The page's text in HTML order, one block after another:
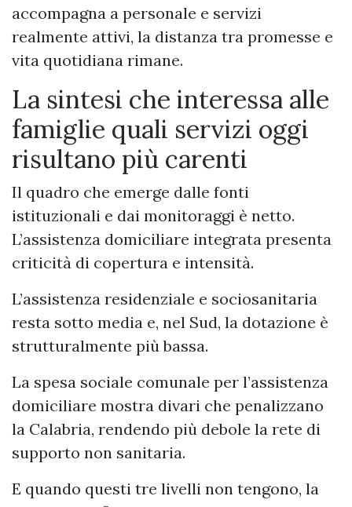
accompagna a personale e servizi
realmente attivi, la distanza tra promesse e
vita quotidiana rimane.
La sintesi che interessa alle
famiglie quali servizi oggi
risultano più carenti
Il quadro che emerge dalle fonti
istituzionali e dai monitoraggi è netto.
L’assistenza domiciliare integrata presenta
criticità di copertura e intensità.
L’assistenza residenziale e sociosanitaria
resta sotto media e, nel Sud, la dotazione è
strutturalmente più bassa.
La spesa sociale comunale per l’assistenza
domiciliare mostra divari che penalizzano
la Calabria, rendendo più debole la rete di
supporto non sanitaria.
E quando questi tre livelli non tengono, la